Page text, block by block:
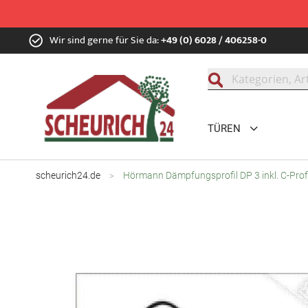
Zum
Inhalt Wir sind gerne für Sie da:+49 (0) 6028 / 406258-0
TÜREN
scheurich24.de Hörmann Dämpfungsprofil DP 3 inkl. C-